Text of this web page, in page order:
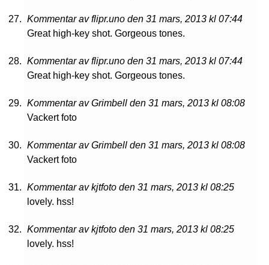
Kommentar av flipr.uno den 31 mars, 2013 kl 07:44
Great high-key shot. Gorgeous tones.
Kommentar av flipr.uno den 31 mars, 2013 kl 07:44
Great high-key shot. Gorgeous tones.
Kommentar av Grimbell den 31 mars, 2013 kl 08:08
Vackert foto
Kommentar av Grimbell den 31 mars, 2013 kl 08:08
Vackert foto
Kommentar av kjtfoto den 31 mars, 2013 kl 08:25
lovely. hss!
Kommentar av kjtfoto den 31 mars, 2013 kl 08:25
lovely. hss!